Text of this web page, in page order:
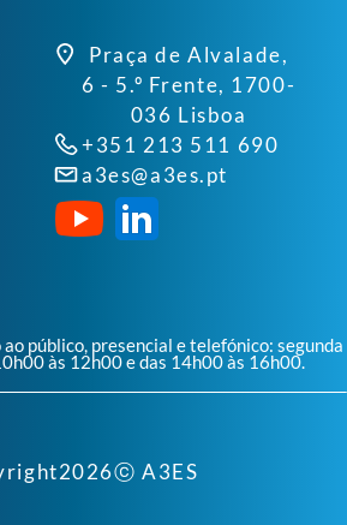
Praça de Alvalade,
6 - 5.º Frente, 1700-
036 Lisboa
+351 213 511 690
a3es@a3es.pt
público, presencial e telefónico: segunda
às 12h00 e das 14h00 às 16h00.
2026ⓒ A3ES